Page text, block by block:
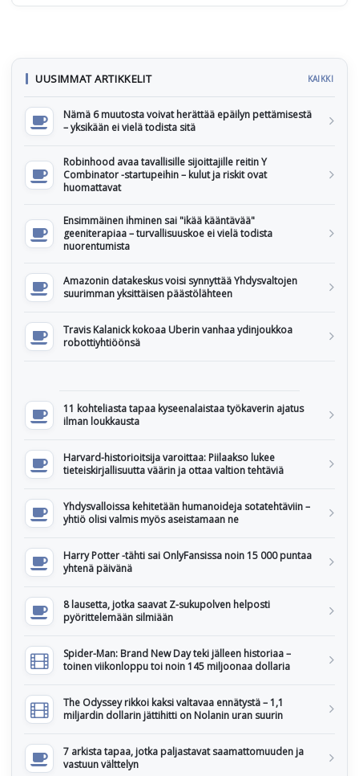
UUSIMMAT ARTIKKELIT KAIKKI
Nämä 6 muutosta voivat herättää epäilyn pettämisestä
– yksikään ei vielä todista sitä
Robinhood avaa tavallisille sijoittajille reitin Y
Combinator -startupeihin – kulut ja riskit ovat
huomattavat
Ensimmäinen ihminen sai "ikää kääntävää"
geeniterapiaa – turvallisuuskoe ei vielä todista
nuorentumista
Amazonin datakeskus voisi synnyttää Yhdysvaltojen
suurimman yksittäisen päästölähteen
Travis Kalanick kokoaa Uberin vanhaa ydinjoukkoa
robottiyhtiöönsä
11 kohteliasta tapaa kyseenalaistaa työkaverin ajatus
ilman loukkausta
Harvard-historioitsija varoittaa: Piilaakso lukee
tieteiskirjallisuutta väärin ja ottaa valtion tehtäviä
Yhdysvalloissa kehitetään humanoideja sotatehtäviin –
yhtiö olisi valmis myös aseistamaan ne
Harry Potter -tähti sai OnlyFansissa noin 15 000 puntaa
yhtenä päivänä
8 lausetta, jotka saavat Z-sukupolven helposti
pyörittelemään silmiään
Spider-Man: Brand New Day teki jälleen historiaa –
toinen viikonloppu toi noin 145 miljoonaa dollaria
The Odyssey rikkoi kaksi valtavaa ennätystä – 1,1
miljardin dollarin jättihitti on Nolanin uran suurin
7 arkista tapaa, jotka paljastavat saamattomuuden ja
vastuun välttelyn